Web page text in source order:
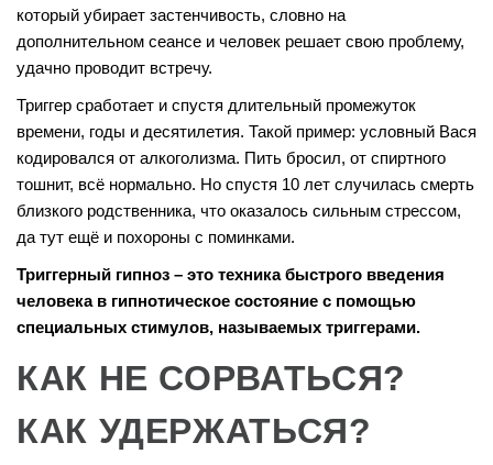
который убирает застенчивость, словно на
дополнительном сеансе и человек решает свою проблему,
удачно проводит встречу.
Триггер сработает и спустя длительный промежуток
времени, годы и десятилетия. Такой пример: условный Вася
кодировался от алкоголизма. Пить бросил, от спиртного
тошнит, всё нормально. Но спустя 10 лет случилась смерть
близкого родственника, что оказалось сильным стрессом,
да тут ещё и похороны с поминками.
Триггерный гипноз – это техника быстрого введения
человека в гипнотическое состояние с помощью
специальных стимулов, называемых триггерами.
КАК НЕ СОРВАТЬСЯ?
КАК УДЕРЖАТЬСЯ?